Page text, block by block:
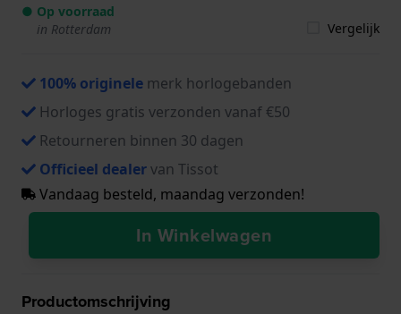
● Op voorraad
in Rotterdam
Vergelijk
100% originele merk horlogebanden
Horloges gratis verzonden vanaf €50
Retourneren binnen 30 dagen
Officieel dealervan Tissot
Vandaag besteld, maandag verzonden!
In Winkelwagen
Productomschrijving